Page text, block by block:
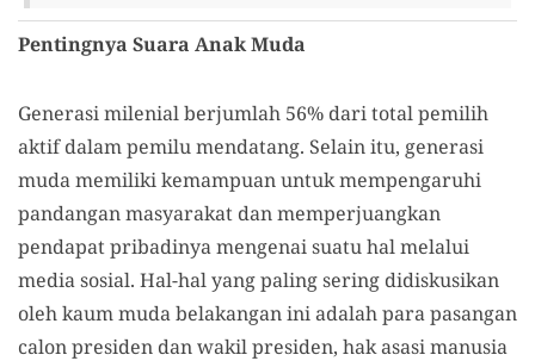
Pentingnya Suara Anak Muda
Generasi milenial berjumlah 56% dari total pemilih
aktif dalam pemilu mendatang. Selain itu, generasi
muda memiliki kemampuan untuk mempengaruhi
pandangan masyarakat dan memperjuangkan
pendapat pribadinya mengenai suatu hal melalui
media sosial. Hal-hal yang paling sering didiskusikan
oleh kaum muda belakangan ini adalah para pasangan
calon presiden dan wakil presiden, hak asasi manusia